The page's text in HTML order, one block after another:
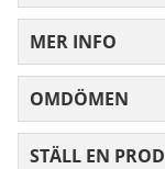
MER INFO
OMDÖMEN
STÄLL EN